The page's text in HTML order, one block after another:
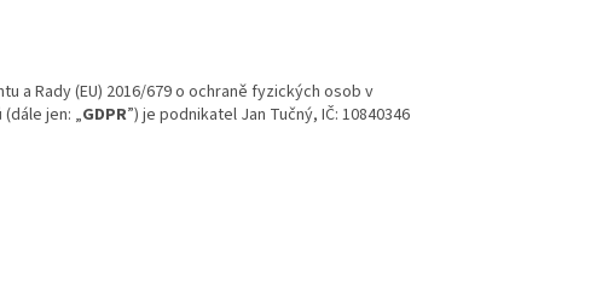
a Rady (EU) 2016/679 o ochraně fyzických osob v
jen: „GDPR”) je podnikatel Jan Tučný, IČ: 10840346